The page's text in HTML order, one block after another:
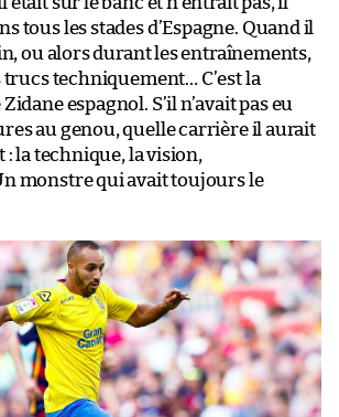
tous les stades d’Espagne. Quand il
ou alors durant les entraînements,
trucs techniquement… C’est la
espagnol. S’il n’avait pas eu
au genou, quelle carrière il aurait
: la technique, la vision,
monstre qui avait toujours le